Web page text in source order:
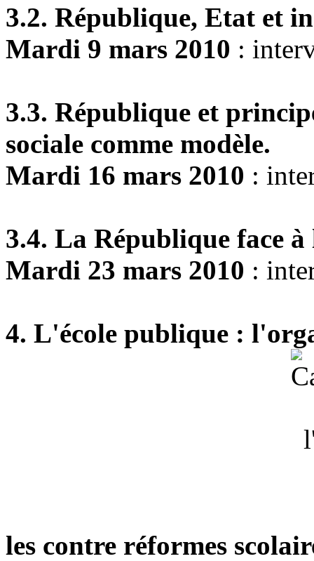
3.2. République, Etat et
Mardi 9 mars 2010 :
3.3. République et
sociale comme modèle.
Mardi 16 mars 2010 :
3.4. La République face
Mardi 23 mars 2010 :
4. L'école publique :
les contre réformes